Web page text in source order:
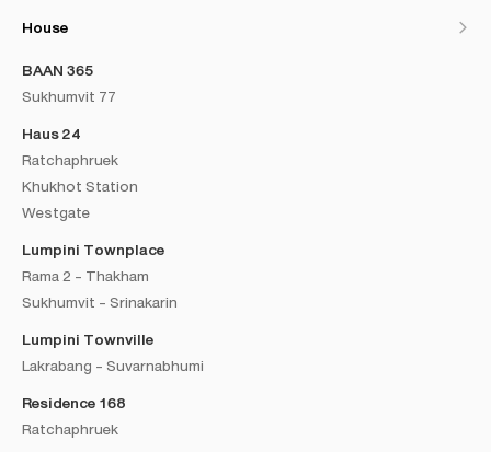
House
BAAN 365
Sukhumvit 77
Haus 24
Ratchaphruek
Khukhot Station
Westgate
Lumpini Townplace
Rama 2 - Thakham
Sukhumvit - Srinakarin
Lumpini Townville
Lakrabang - Suvarnabhumi
Residence 168
Ratchaphruek